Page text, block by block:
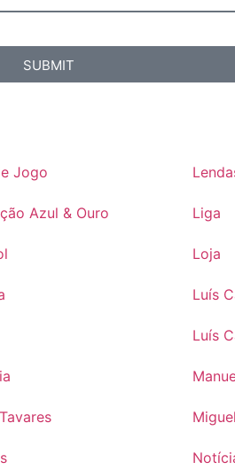
SUBMIT
Jogo
Azul & Ouro Liga
Loja
Luís
Luís